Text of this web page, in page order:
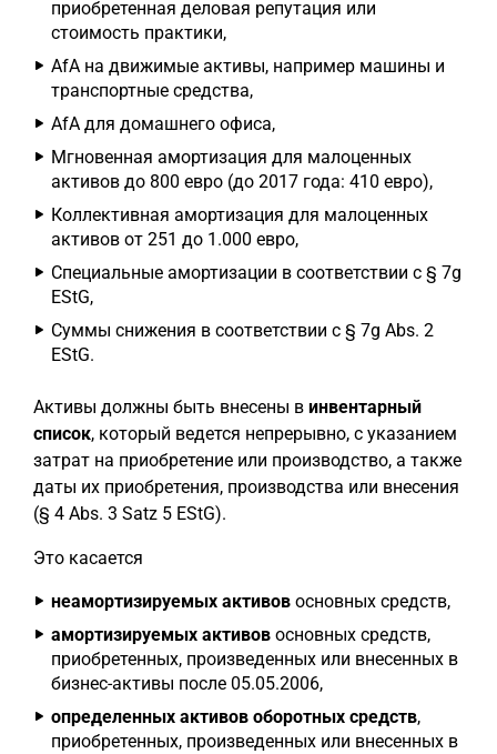
приобретенная деловая репутация или
стоимость практики,
AfA на движимые активы, например машины и
транспортные средства,
AfA для домашнего офиса,
Мгновенная амортизация для малоценных
активов до 800 евро (до 2017 года: 410 евро),
Коллективная амортизация для малоценных
активов от 251 до 1.000 евро,
Специальные амортизации в соответствии с § 7g
EStG,
Суммы снижения в соответствии с § 7g Abs. 2
EStG.
Активы должны быть внесены в инвентарный
список, который ведется непрерывно, с указанием
затрат на приобретение или производство, а также
даты их приобретения, производства или внесения
(§ 4 Abs. 3 Satz 5 EStG).
Это касается
неамортизируемых активов основных средств,
амортизируемых активов основных средств,
приобретенных, произведенных или внесенных в
бизнес-активы после 05.05.2006,
определенных активов оборотных средств,
приобретенных, произведенных или внесенных в